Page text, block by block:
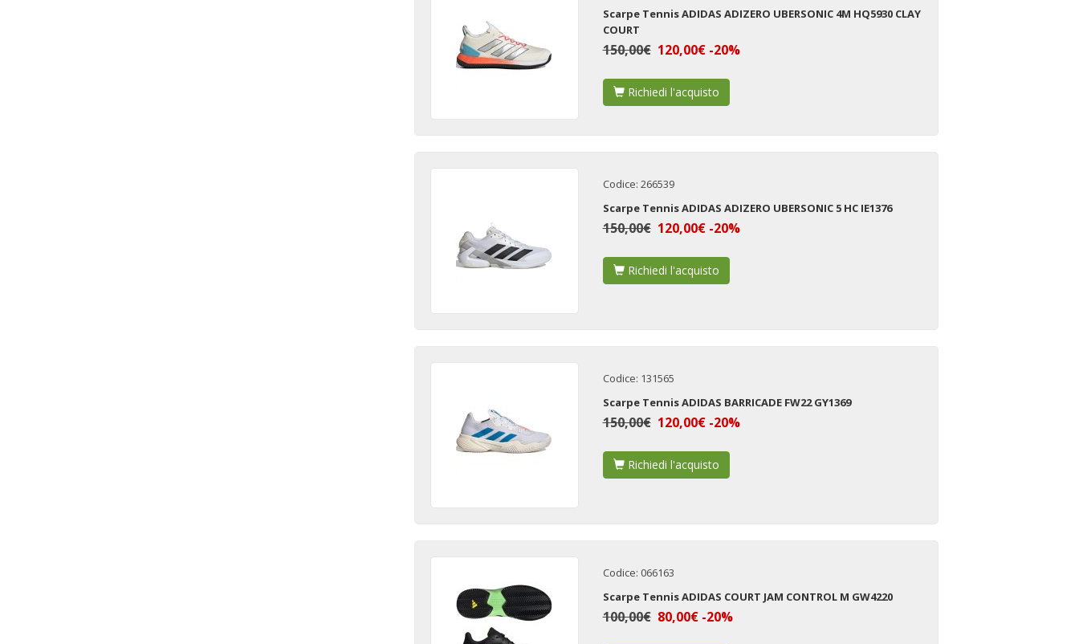
Scarpe Tennis ADIDAS ADIZERO UBERSONIC 4M HQ5930 CLAY
COURT
150,00€ 120,00€ -20%
Richiedi l'acquisto
Codice: 266539
Scarpe Tennis ADIDAS ADIZERO UBERSONIC 5 HC IE1376
150,00€ 120,00€ -20%
Richiedi l'acquisto
Codice: 131565
Scarpe Tennis ADIDAS BARRICADE FW22 GY1369
150,00€ 120,00€ -20%
Richiedi l'acquisto
Codice: 066163
Scarpe Tennis ADIDAS COURT JAM CONTROL M GW4220
100,00€ 80,00€ -20%